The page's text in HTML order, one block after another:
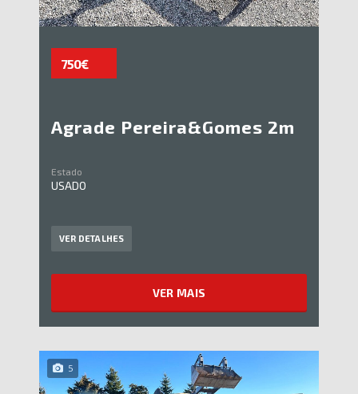
750€
Agrade Pereira&Gomes 2m
Estado
USADO
VER DETALHES
VER MAIS
5